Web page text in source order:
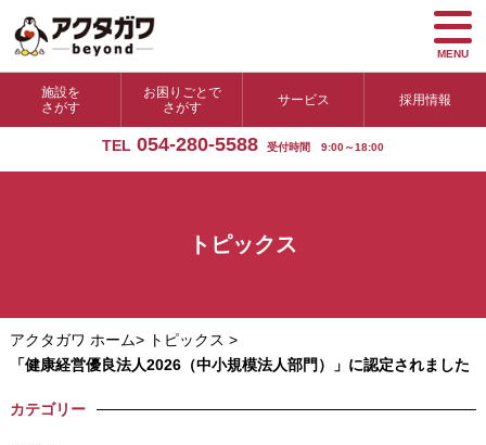
施設を
さがす
お困りごとで
さがす
サービス 採用情報
TEL 054-280-5588 受付時間 9:00～18:00
MENU
トピックス
アクタガワ ホーム> トピックス >
「健康経営優良法人2026（中小規模法人部門）」に認定されました
カテゴリー